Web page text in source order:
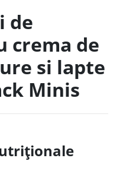
de
crema de
si lapte
Minis